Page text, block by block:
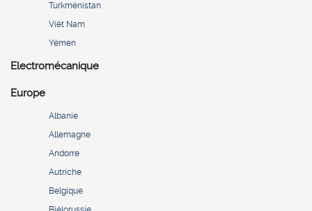
Turkménistan
Viêt Nam
Yémen
Electromécanique
Europe
Albanie
Allemagne
Andorre
Autriche
Belgique